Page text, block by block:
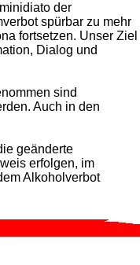
der
spürbar zu mehr
fortsetzen. Unser Ziel
Dialog und
sind
Auch in den
geänderte
erfolgen, im
Alkoholverbot